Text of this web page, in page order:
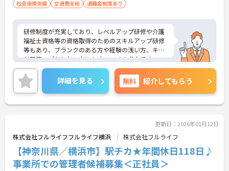
社会保険完備
交通費支給 退職金制度あり
研修制度が充実しており、レベルアップ研修や介護
福祉士資格等の資格取得のためのスキルアップ研修
等もあり、ブランクのある方や経験の浅い方、キャ
リアアップをしたい方にもオススメの求人です。
女性も働きやすい環境作りに力を入れており、家庭
との両立もしやすく、また休職後の復帰率も高く、
長く働ける職場です。県内全域に営業所があり、勤
務先の異動も可能です。
詳細を見る 無料 紹介してもらう
更新日：2026年01月12日
株式会社フルライフフルライフ横浜 株式会社フルライフ
【神奈川県／横浜市】駅チカ★年間休日118日♪
事業所での管理者候補募集＜正社員＞